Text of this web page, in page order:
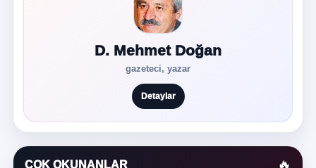
D. Mehmet Doğan
gazeteci, yazar
Detaylar
ÇOK OKUNANLAR 🔥